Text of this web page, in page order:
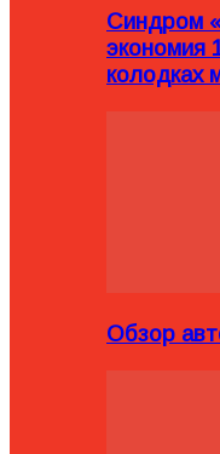
Синдром
экономия
колодках
Обзор